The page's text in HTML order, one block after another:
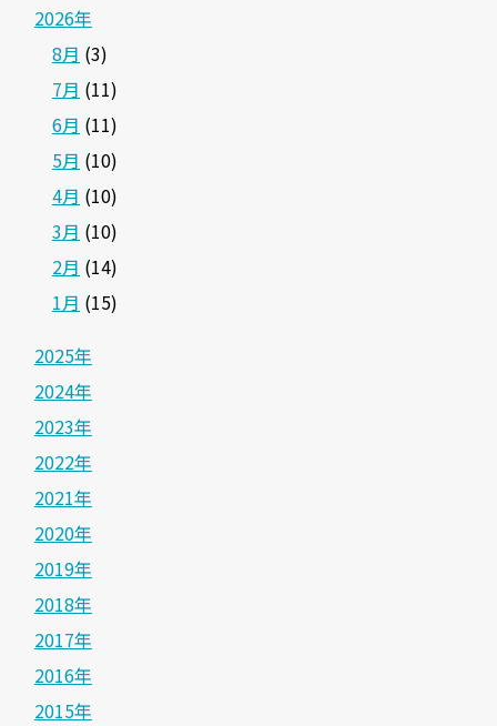
2026年
8月 (3)
7月 (11)
6月 (11)
5月 (10)
4月 (10)
3月 (10)
2月 (14)
1月 (15)
2025年
2024年
2023年
2022年
2021年
2020年
2019年
2018年
2017年
2016年
2015年